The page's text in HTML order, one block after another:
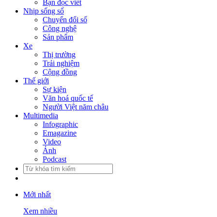
Bạn đọc viết
Nhịp sống số
Chuyển đổi số
Công nghệ
Sản phẩm
Xe
Thị trường
Trải nghiệm
Cộng đồng
Thế giới
Sự kiện
Văn hoá quốc tế
Người Việt năm châu
Multimedia
Infographic
Emagazine
Video
Ảnh
Podcast
Mới nhất
Xem nhiều